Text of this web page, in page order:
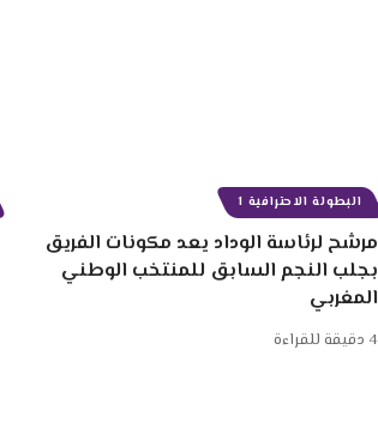
البطولة الاحترافية 1
مرشح لرئاسة الوداد يعد مكونات الفريق
بجلب النجم السابق للمنتخب الوطني
المغربي
4 دقيقة للقراءة